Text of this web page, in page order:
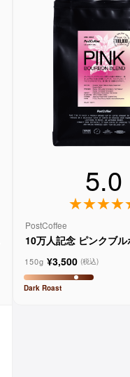
5.0
PostCoffee
10万人記念 ピンクブ
150g ¥3,500 (税込)
Dark Roast